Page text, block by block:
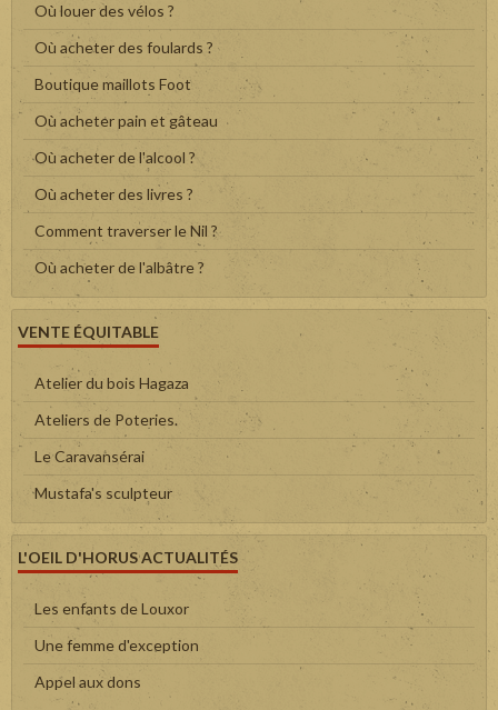
Où louer des vélos ?
Où acheter des foulards ?
Boutique maillots Foot
Où acheter pain et gâteau
Où acheter de l'alcool ?
Où acheter des livres ?
Comment traverser le Nil ?
Où acheter de l'albâtre ?
VENTE ÉQUITABLE
Atelier du bois Hagaza
Ateliers de Poteries.
Le Caravansérai
Mustafa's sculpteur
L'OEIL D'HORUS ACTUALITÉS
Les enfants de Louxor
Une femme d'exception
Appel aux dons